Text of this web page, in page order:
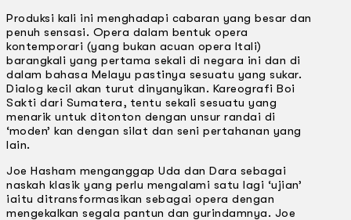
Produksi kali ini menghadapi cabaran yang besar dan
penuh sensasi. Opera dalam bentuk opera
kontemporari (yang bukan acuan opera ltali)
barangkali yang pertama sekali di negara ini dan di
dalam bahasa Melayu pastinya sesuatu yang sukar.
Dialog kecil akan turut dinyanyikan. Kareografi Boi
Sakti dari Sumatera, tentu sekali sesuatu yang
menarik untuk ditonton dengan unsur randai di
‘moden’ kan dengan silat dan seni pertahanan yang
lain.
Joe Hasham menganggap Uda dan Dara sebagai
naskah klasik yang perlu mengalami satu lagi ‘ujian’
iaitu ditransformasikan sebagai opera dengan
mengekalkan segala pantun dan gurindamnya. Joe